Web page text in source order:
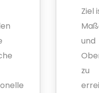
Ziel
und
zu